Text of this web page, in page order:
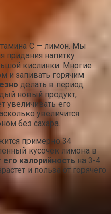
С — лимон. Мы
придания напитку
кислинки. Многие
и запивать горячим
делать в период
новый продукт,
увеличивать его
увеличится
без сахара.
примерно 34
кусочек лимона в
его калорийность на 3-4
и польза от горячего